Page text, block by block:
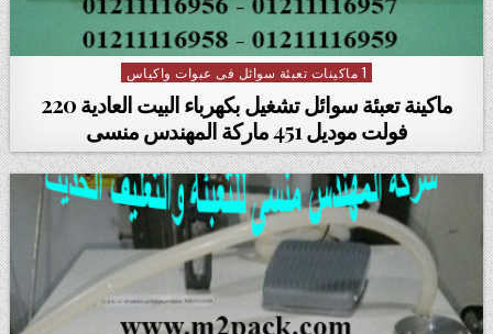
Posted in1 ماكينات تعبئة سوائل فى عبوات واكياس
ماكينة تعبئة سوائل تشغيل بكهرباء البيت العادية 220
فولت موديل 451 ماركة المهندس منسى